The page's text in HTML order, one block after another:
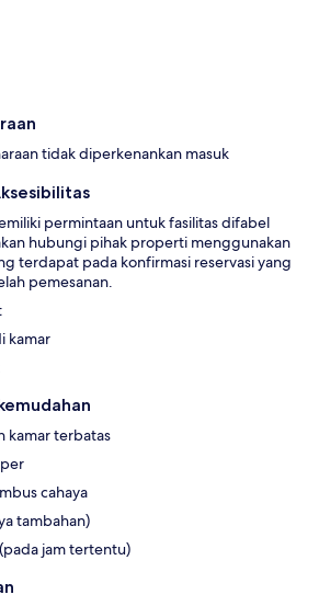
tidak diperkenankan masuk
permintaan untuk fasilitas difabel
hubungi pihak properti menggunakan
terdapat pada konfirmasi reservasi yang
pemesanan.
kamar
kamar terbatas
cahaya
tambahan)
jam tertentu)